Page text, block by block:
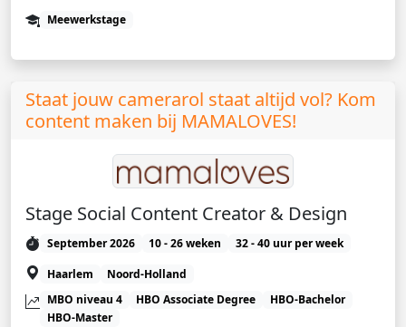
Meewerkstage
Staat jouw camerarol staat altijd vol? Kom
content maken bij MAMALOVES!
Stage Social Content Creator & Design
September 2026 10 - 26 weken
32 - 40 uur per week
Haarlem
Noord-Holland
MBO niveau 4
HBO Associate Degree
HBO-Bachelor
HBO-Master